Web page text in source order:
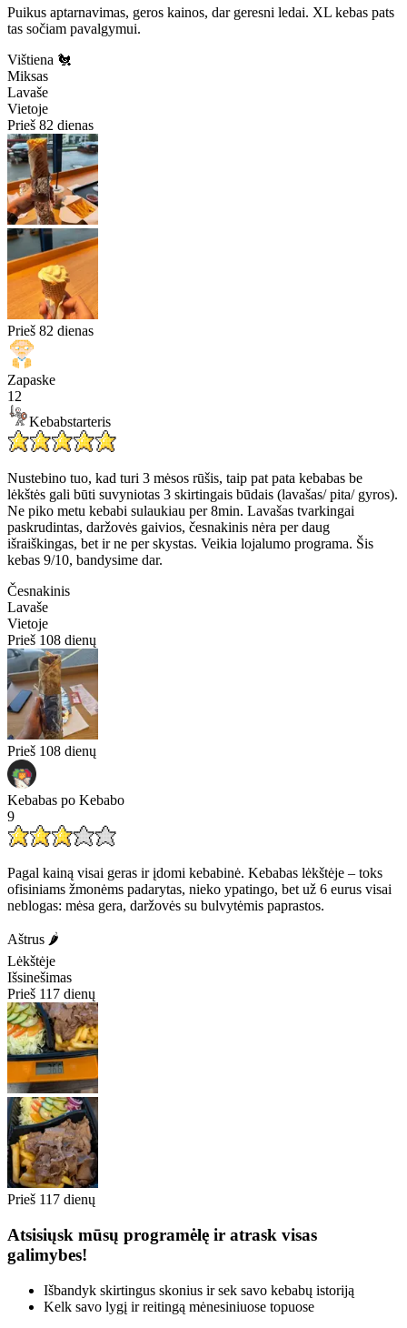
Puikus aptarnavimas, geros kainos, dar geresni ledai. XL kebas pats
tas sočiam pavalgymui.
Vištiena 🐔
Miksas
Lavaše
Vietoje
Prieš 82 dienas
Prieš 82 dienas
Zapaske
12
Kebabstarteris
Nustebino tuo, kad turi 3 mėsos rūšis, taip pat pata kebabas be
lėkštės gali būti suvyniotas 3 skirtingais būdais (lavašas/ pita/ gyros).
Ne piko metu kebabi sulaukiau per 8min. Lavašas tvarkingai
paskrudintas, daržovės gaivios, česnakinis nėra per daug
išraiškingas, bet ir ne per skystas. Veikia lojalumo programa. Šis
kebas 9/10, bandysime dar.
Česnakinis
Lavaše
Vietoje
Prieš 108 dienų
Prieš 108 dienų
Kebabas po Kebabo
9
Pagal kainą visai geras ir įdomi kebabinė. Kebabas lėkštėje – toks
ofisiniams žmonėms padarytas, nieko ypatingo, bet už 6 eurus visai
neblogas: mėsa gera, daržovės su bulvytėmis paprastos.
Aštrus 🌶️
Lėkštėje
Išsinešimas
Prieš 117 dienų
Prieš 117 dienų
Atsisiųsk mūsų programėlę ir atrask visas
galimybes!
Išbandyk skirtingus skonius ir sek savo kebabų istoriją
Kelk savo lygį ir reitingą mėnesiniuose topuose